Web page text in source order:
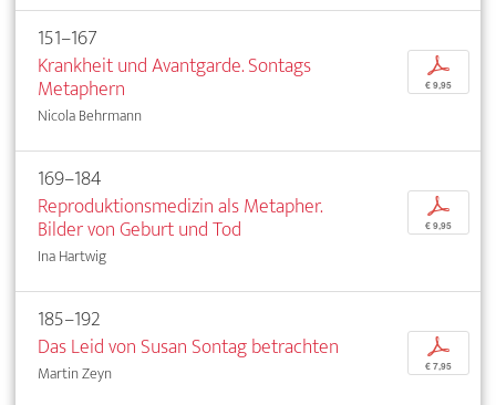
151–167
Krankheit und Avantgarde. Sontags
Metaphern
Nicola Behrmann
p
€ 9,95
169–184
Reproduktionsmedizin als Metapher.
Bilder von Geburt und Tod
Ina Hartwig
p
€ 9,95
185–192
Das Leid von Susan Sontag betrachten
Martin Zeyn
p
€ 7,95